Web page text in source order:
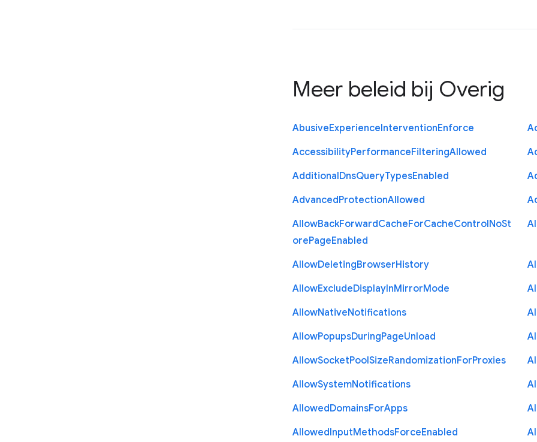
Meer beleid bij Overig
AbusiveExperienceInterventionEnforce
AccessibilityPerformanceFilteringAllowed
AdditionalDnsQueryTypesEnabled
AdvancedProtectionAllowed
AllowBackForwardCacheForCacheControlNoSt
orePageEnabled
AllowDeletingBrowserHistory
AllowExcludeDisplayInMirrorMode
AllowNativeNotifications
AllowPopupsDuringPageUnload
AllowSocketPoolSizeRandomizationForProxies
AllowSystemNotifications
AllowedDomainsForApps
AllowedInputMethodsForceEnabled